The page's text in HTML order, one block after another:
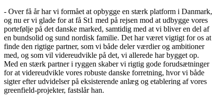
- Over få år har vi formået at opbygge en stærk platform i Danmark,
og nu er vi glade for at få St1 med på rejsen mod at udbygge vores
portefølje på det danske marked, samtidig med at vi bliver en del af
en bundsolid og sund nordisk familie. Det har været vigtigt for os at
finde den rigtige partner, som vi både deler værdier og ambitioner
med, og som vil videreudvikle på det, vi allerede har bygget op.
Med en stærk partner i ryggen skaber vi rigtig gode forudsætninger
for at videreudvikle vores robuste danske forretning, hvor vi både
sigter efter udvidelser på eksisterende anlæg og etablering af vores
greenfield-projekter, fastslår han.